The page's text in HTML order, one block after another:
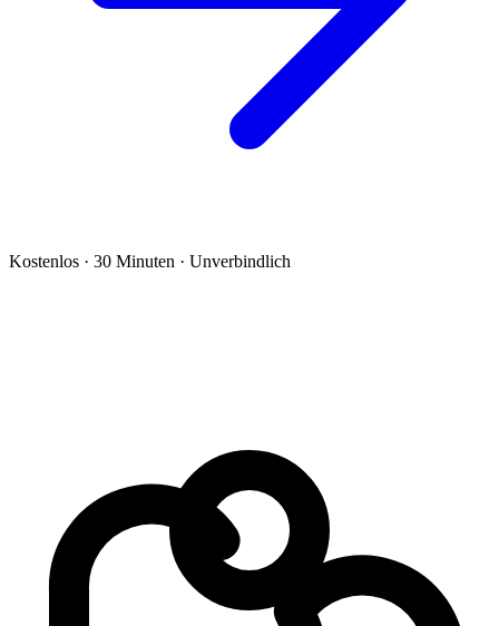
Kostenlos · 30 Minuten · Unverbindlich